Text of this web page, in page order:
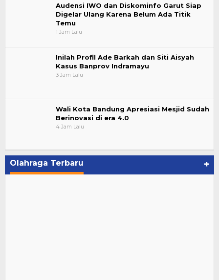
Audensi IWO dan Diskominfo Garut Siap
Digelar Ulang Karena Belum Ada Titik
Temu
1 Jam Lalu
Inilah Profil Ade Barkah dan Siti Aisyah
Kasus Banprov Indramayu
3 Jam Lalu
Wali Kota Bandung Apresiasi Mesjid Sudah
Berinovasi di era 4.0
4 Jam Lalu
Olahraga Terbaru +